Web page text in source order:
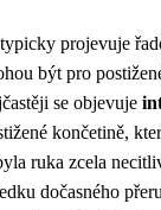
projevuje
být pro
se objevuje
končetině,
ruka zcela
dočasného